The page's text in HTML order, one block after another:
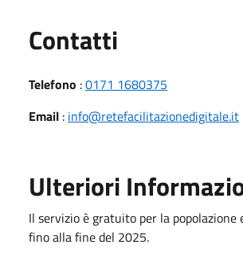
Contatti
Telefono :0171 1680375
Email : info@retefacilitazionedigitale.it
Ulteriori
Il servizio è gratuito per la popolazione
fino alla fine del 2025.